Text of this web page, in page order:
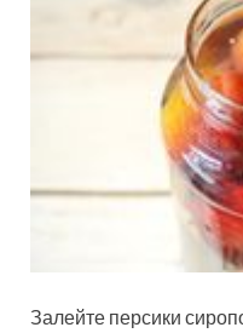
Залейте персики